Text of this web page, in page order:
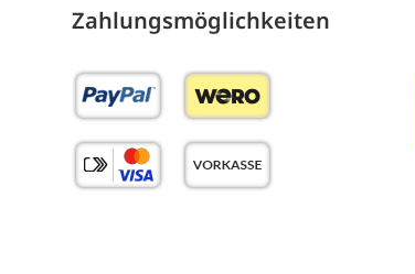
Zahlungs­möglich­keiten